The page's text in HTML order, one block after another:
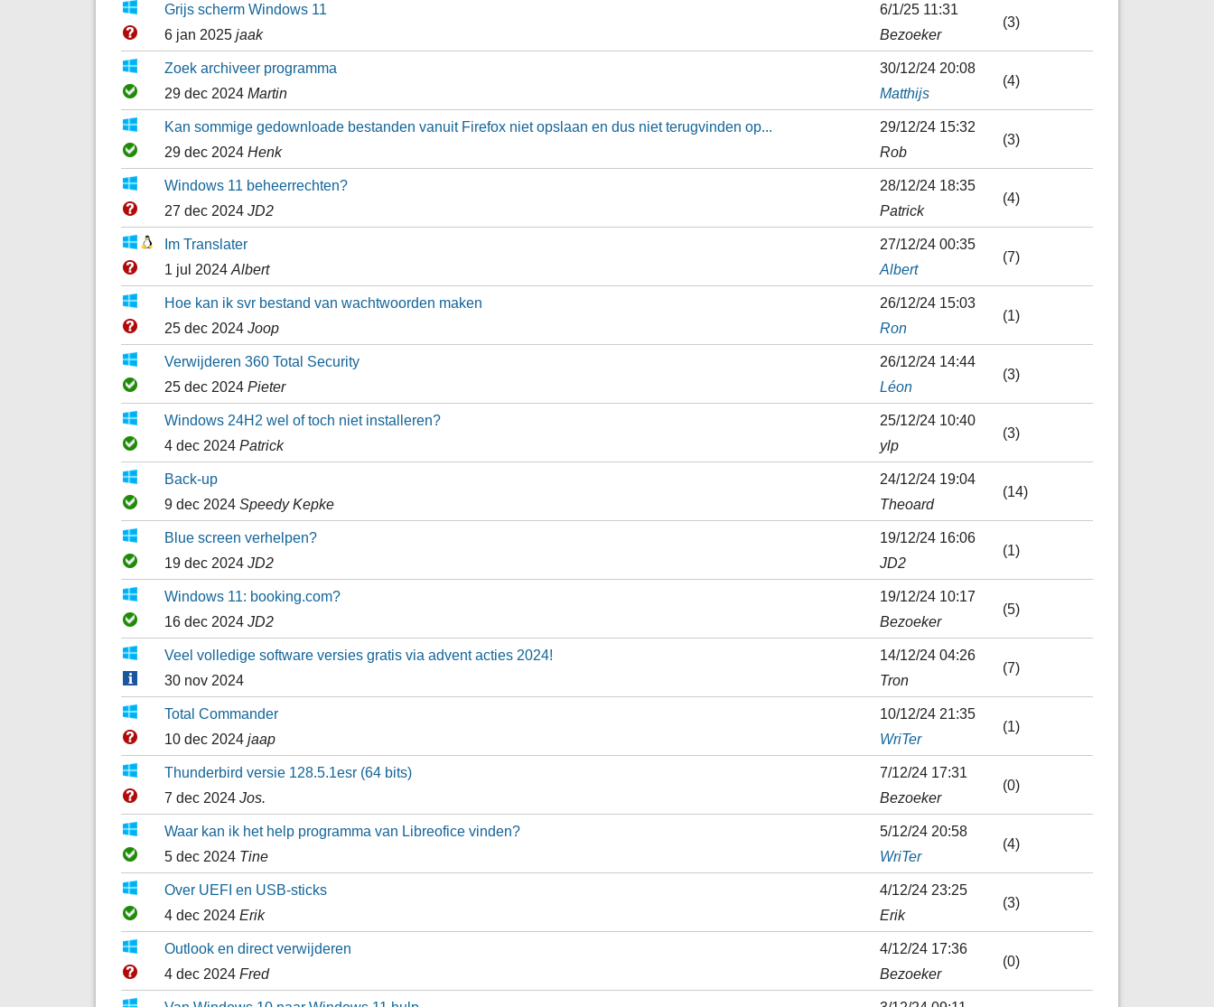
Grijs scherm Windows 11
6 jan 2025 jaak
6/1/25 11:31
Bezoeker
(3)
Zoek archiveer programma
29 dec 2024 Martin
30/12/24 20:08
Matthijs
(4)
Kan sommige gedownloade bestanden vanuit Firefox niet opslaan en dus niet terugvinden op...
29 dec 2024 Henk
29/12/24 15:32
Rob
(3)
Windows 11 beheerrechten?
27 dec 2024 JD2
28/12/24 18:35
Patrick
(4)
Im Translater
1 jul 2024 Albert
27/12/24 00:35
Albert
(7)
Hoe kan ik svr bestand van wachtwoorden maken
25 dec 2024 Joop
26/12/24 15:03
Ron
(1)
Verwijderen 360 Total Security
25 dec 2024 Pieter
26/12/24 14:44
Léon
(3)
Windows 24H2 wel of toch niet installeren?
4 dec 2024 Patrick
25/12/24 10:40
ylp
(3)
Back-up
9 dec 2024 Speedy Kepke
24/12/24 19:04
Theoard
(14)
Blue screen verhelpen?
19 dec 2024 JD2
19/12/24 16:06
JD2
(1)
Windows 11: booking.com?
16 dec 2024 JD2
19/12/24 10:17
Bezoeker
(5)
Veel volledige software versies gratis via advent acties 2024!
30 nov 2024
14/12/24 04:26
Tron
(7)
Total Commander
10 dec 2024 jaap
10/12/24 21:35
WriTer
(1)
Thunderbird versie 128.5.1esr (64 bits)
7 dec 2024 Jos.
7/12/24 17:31
Bezoeker
(0)
Waar kan ik het help programma van Libreofice vinden?
5 dec 2024 Tine
5/12/24 20:58
WriTer
(4)
Over UEFI en USB-sticks
4 dec 2024 Erik
4/12/24 23:25
Erik
(3)
Outlook en direct verwijderen
4 dec 2024 Fred
4/12/24 17:36
Bezoeker
(0)